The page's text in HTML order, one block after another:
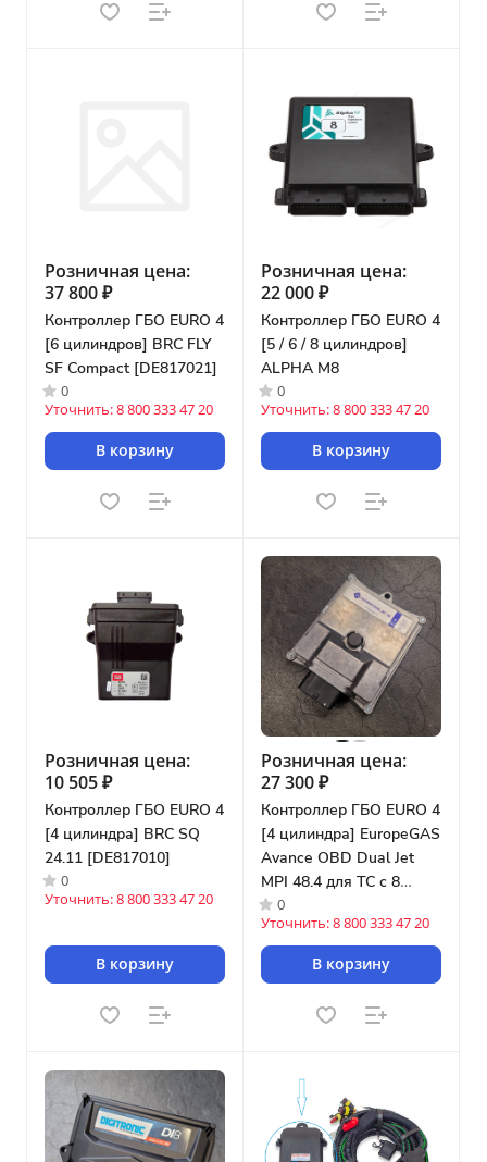
Розничная цена:
37 800 ₽
Контроллер ГБО EURO 4
[6 цилиндров] BRC FLY
SF Compact [DE817021]
0
Уточнить: 8 800 333 47 20
В корзину
Розничная цена:
22 000 ₽
Контроллер ГБО EURO 4
[5 / 6 / 8 цилиндров]
ALPHA М8
0
Уточнить: 8 800 333 47 20
В корзину
Розничная цена:
10 505 ₽
Контроллер ГБО EURO 4
[4 цилиндра] BRC SQ
24.11 [DE817010]
0
Уточнить: 8 800 333 47 20
В корзину
Розничная цена:
27 300 ₽
Контроллер ГБО EURO 4
[4 цилиндра] EuropeGAS
Avance OBD Dual Jet
MPI 48.4 для ТС с 8
инжекторами
0
Уточнить: 8 800 333 47 20
В корзину